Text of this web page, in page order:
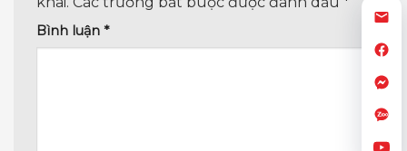
Bình luận *